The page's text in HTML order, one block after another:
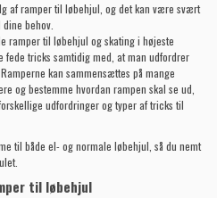
af ramper til løbehjul, og det kan være svært
behov.
ramper til løbehjul og skating i højeste
fede tricks samtidig med, at man udfordrer
kan sammensættes på mange
og bestemme hvordan rampen skal se ud,
udfordringer og typer af tricks til
til både el- og normale løbehjul, så du nemt
til løbehjul